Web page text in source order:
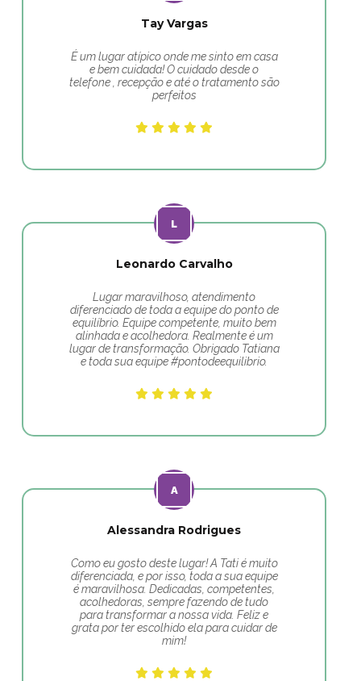
Tay Vargas
É um lugar atípico onde me sinto em casa
e bem cuidada! O cuidado desde o
telefone , recepção e até o tratamento são
perfeitos
Leonardo Carvalho
Lugar maravilhoso, atendimento
diferenciado de toda a equipe do ponto de
equilíbrio. Equipe competente, muito bem
alinhada e acolhedora. Realmente é um
lugar de transformação. Obrigado Tatiana
e toda sua equipe #pontodeequilibrio.
Alessandra Rodrigues
Como eu gosto deste lugar! A Tati é muito
diferenciada, e por isso, toda a sua equipe
é maravilhosa. Dedicadas, competentes,
acolhedoras, sempre fazendo de tudo
para transformar a nossa vida. Feliz e
grata por ter escolhido ela para cuidar de
mim!